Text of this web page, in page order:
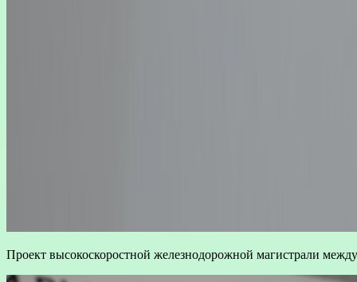
Проект высокоскоростной железнодорожной магистрали